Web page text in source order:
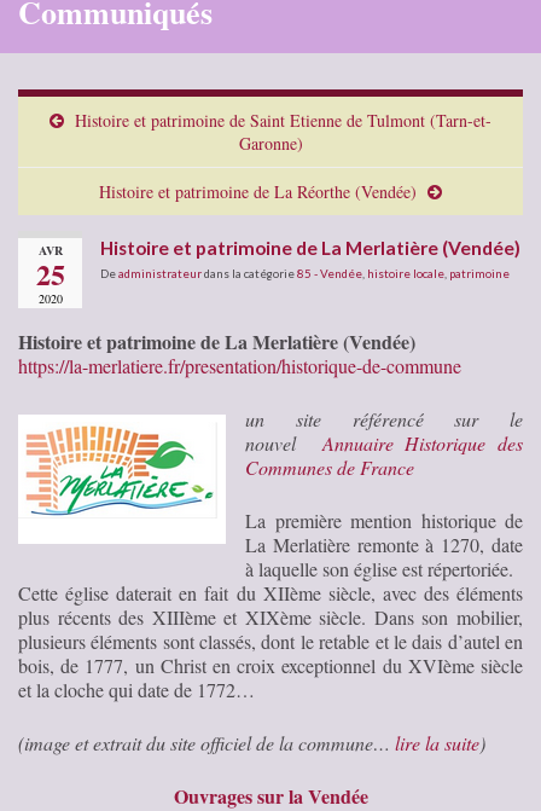
Communiqués
Histoire et patrimoine de Saint Etienne de Tulmont (Tarn-et-
Garonne)
Histoire et patrimoine de La Réorthe (Vendée)
AVR
25
2020
Histoire et patrimoine de La Merlatière (Vendée)
Deadministrateurdans la catégorie85 - Vendée histoire locale patrimoine
Histoire et patrimoine de La Merlatière (Vendée)
https://la-merlatiere.fr/presentation/historique-de-commune
un site référencé sur le
nouvel Annuaire Historique des
Communes de France
La première mention historique de
La Merlatière remonte à 1270, date
à laquelle son église est répertoriée.
Cette église daterait en fait du XIIème siècle, avec des éléments
plus récents des XIIIème et XIXème siècle. Dans son mobilier,
plusieurs éléments sont classés, dont le retable et le dais d’autel en
bois, de 1777, un Christ en croix exceptionnel du XVIème siècle
et la cloche qui date de 1772…
(image et extrait du site officiel de la commune… lire la suite)
Ouvrages sur la Vendée